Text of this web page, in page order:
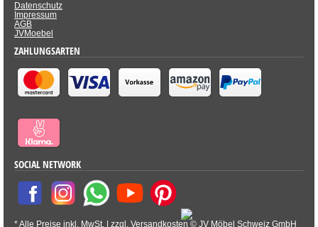
Datenschutz
Impressum
AGB
JVMoebel
ZAHLUNGSARTEN
SOCIAL NETWORK
* Alle Preise inkl. MwSt. | zzgl. Versandkosten © JV Möbel Schweiz GmbH